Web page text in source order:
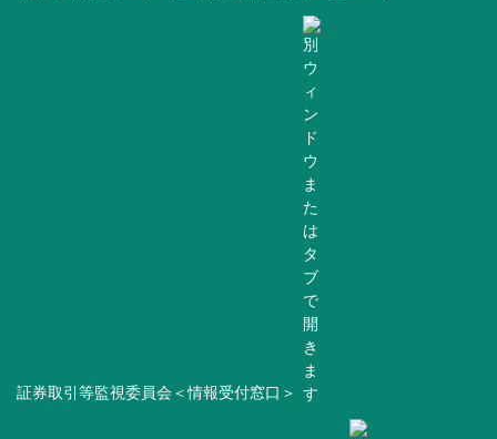
証券取引等監視委員会＜情報受付窓口＞